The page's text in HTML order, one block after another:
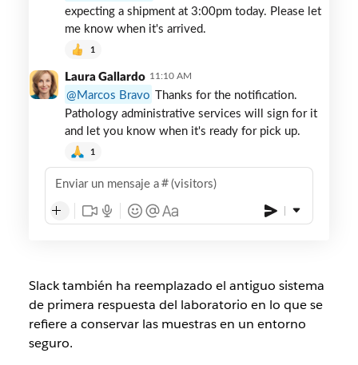
expecting a shipment at 3:00pm today. Please let
me know when it's arrived.
1
Laura Gallardo 11:10 AM
Marcos Bravo Thanks for the notification.
Pathology administrative services will sign for it
and let you know when it's ready for pick up.
1
Enviar un mensaje a (visitors)
Slack también ha reemplazado el antiguo sistema
de primera respuesta del laboratorio en lo que se
refiere a conservar las muestras en un entorno
seguro.